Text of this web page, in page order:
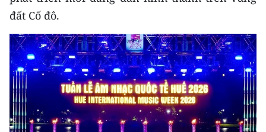
Media Y tế
Media Khoa học - Công nghệ
Media Môi trường
Ảnh
Infographic
đất Cố đô.